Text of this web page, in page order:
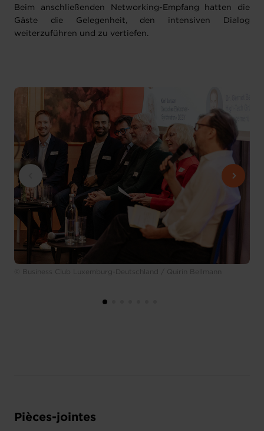
Beim anschließenden Networking-Empfang hatten die
Gäste die Gelegenheit, den intensiven Dialog
weiterzuführen und zu vertiefen.
© Business Club Luxemburg-Deutschland / Quirin Bellmann
Pièces-jointes